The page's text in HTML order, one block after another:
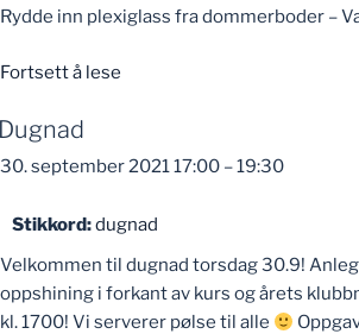
Rydde inn plexiglass fra dommerboder –
Fortsett å lese
30. september 2021 17:00 –19:30
Stikkord:dugnad
Velkommen til dugnad torsdag 30.9!
oppshining i forkant av kurs og årets
kl. 1700! Vi serverer pølse til alle